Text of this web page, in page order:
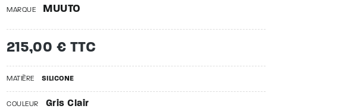
MARQUE MUUTO
215,00 € TTC
MATIÈRE SILICONE
COULEUR Gris Clair